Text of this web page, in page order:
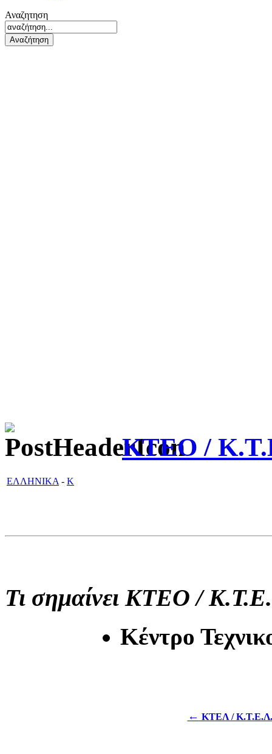
Αναζητηση
ΚΤΕΟ /
ΕΛΛΗΝΙΚΑ - Κ
Τι σημαίνει ΚΤΕΟ /
Κέντρο
← ΚΤΕΛ / Κ.Τ.Ε.Λ.